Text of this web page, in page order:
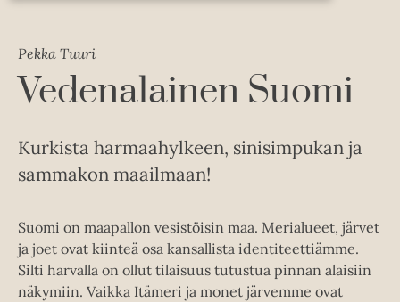
Pekka Tuuri
Vedenalainen Suomi
Kurkista harmaahylkeen, sinisimpukan ja
sammakon maailmaan!
Suomi on maapallon vesistöisin maa. Merialueet, järvet
ja joet ovat kiinteä osa kansallista identiteettiämme.
Silti harvalla on ollut tilaisuus tutustua pinnan alaisiin
näkymiin. Vaikka Itämeri ja monet järvemme ovat